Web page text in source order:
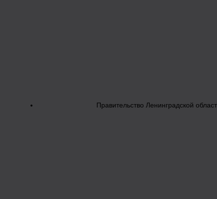
Правительство Ленинградской